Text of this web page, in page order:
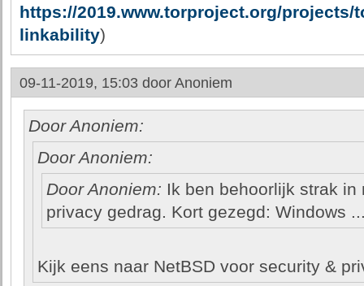
https://2019.www.torproject.org/
linkability)
09-11-2019, 15:03 door Anoniem
Door Anoniem:
Door Anoniem:
Door Anoniem: Ik ben behoorlijk strak
privacy gedrag. Kort gezegd: Windows
Kijk eens naar NetBSD voor security &